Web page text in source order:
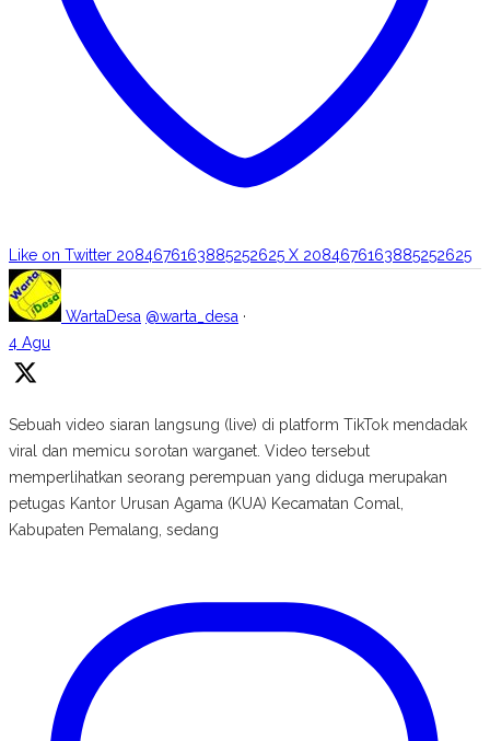
Like on Twitter 2084676163885252625 X 2084676163885252625
WartaDesa @warta_desa ·
4 Agu
Sebuah video siaran langsung (live) di platform TikTok mendadak
viral dan memicu sorotan warganet. Video tersebut
memperlihatkan seorang perempuan yang diduga merupakan
petugas Kantor Urusan Agama (KUA) Kecamatan Comal,
Kabupaten Pemalang, sedang